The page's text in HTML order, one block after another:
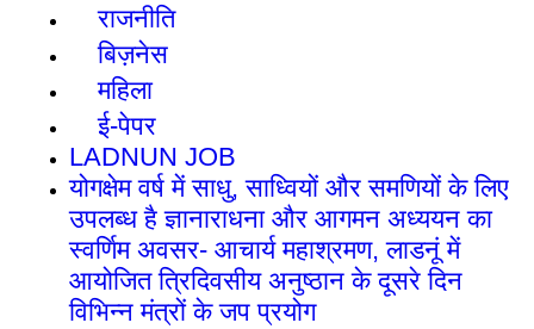
राजनीति
बिज़नेस
महिला
ई-पेपर
LADNUN JOB
योगक्षेम वर्ष में साधु, साध्वियों और समणियों के लिए
उपलब्ध है ज्ञानाराधना और आगमन अध्ययन का
स्वर्णिम अवसर- आचार्य महाश्रमण, लाडनूं में
आयोजित त्रिदिवसीय अनुष्ठान के दूसरे दिन
विभिन्न मंत्रों के जप प्रयोग